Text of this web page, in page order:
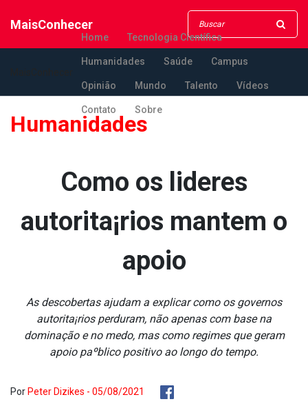
MaisConhecer
Home Tecnologia Científica
Humanidades Saúde Campus
Opinião Mundo Talento Vídeos
Contato Sobre
Humanidades
Como os lideres
autorita¡rios mantem o
apoio
As descobertas ajudam a explicar como os governos
autorita¡rios perduram, não apenas com base na
dominação e no medo, mas como regimes que geram
apoio paºblico positivo ao longo do tempo.
Por Peter Dizikes - 05/08/2021